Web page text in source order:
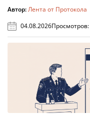
Автор:Лента от Протокола
04.08.2026Просмотров: